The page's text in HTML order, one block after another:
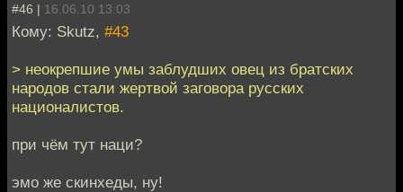
#46 | 16.06.10 13:03
Кому: Skutz, #43
> неокрепшие умы заблудших овец из братских
народов стали жертвой заговора русских
националистов.
при чём тут наци?
эмо же скинхеды, ну!